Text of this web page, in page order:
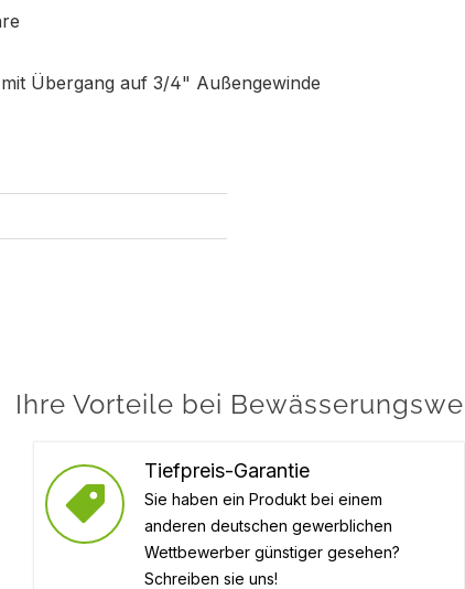
Übergang auf 3/4" Außengewinde
Ihre Vorteile bei
Tiefpreis-Garantie
Sie haben ein Produkt bei einem
anderen deutschen gewerblichen
Wettbewerber günstiger gesehen?
Schreiben sie uns!